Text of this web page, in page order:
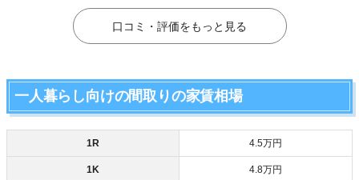
口コミ・評価をもっと見る
一人暮らし向けの間取りの家賃相場
1R 4.5万円
1K 4.8万円